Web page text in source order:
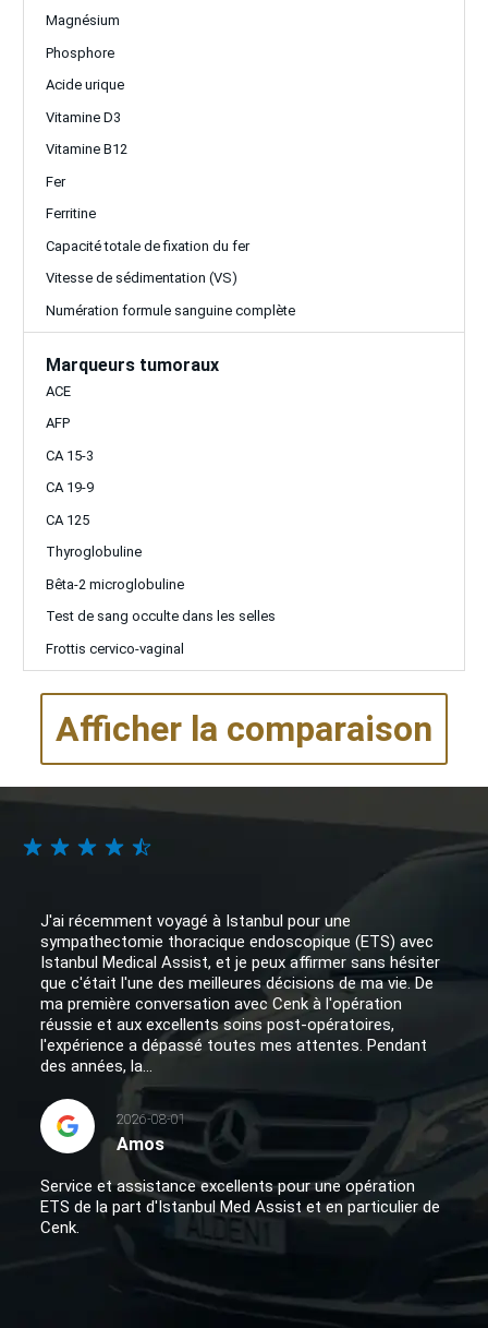
Magnésium
Phosphore
Acide urique
Vitamine D3
Vitamine B12
Fer
Ferritine
Capacité totale de fixation du fer
Vitesse de sédimentation (VS)
Numération formule sanguine complète
Marqueurs tumoraux
ACE
AFP
CA 15-3
CA 19-9
CA 125
Thyroglobuline
Bêta-2 microglobuline
Test de sang occulte dans les selles
Frottis cervico-vaginal
Afficher la comparaison
J'ai récemment voyagé à Istanbul pour une
sympathectomie thoracique endoscopique (ETS) avec
Istanbul Medical Assist, et je peux affirmer sans hésiter
que c'était l'une des meilleures décisions de ma vie. De
ma première conversation avec Cenk à l'opération
réussie et aux excellents soins post-opératoires,
l'expérience a dépassé toutes mes attentes. Pendant
des années, la...
2026-08-01
Amos
Service et assistance excellents pour une opération
ETS de la part d'Istanbul Med Assist et en particulier de
Cenk.